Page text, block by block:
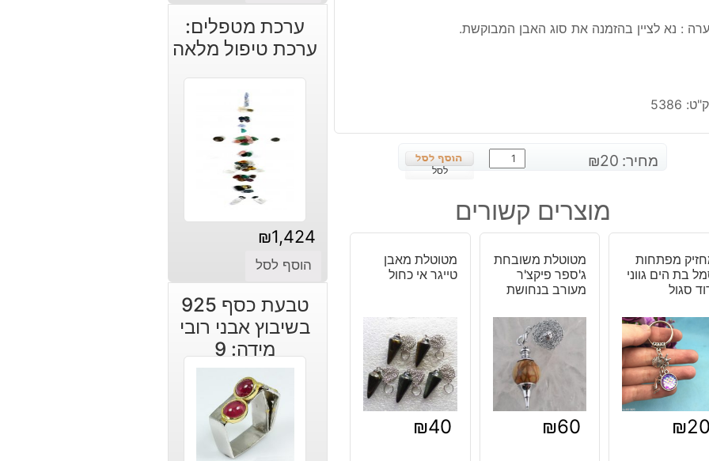
: נא לציין בהזמנה את סוג האבן המבוקשת.
5386
מחיר: ₪20
כמות
של
מפתחות
מאבן
ירוק,
אגט
כתום
לסל
מוצרים קשורים
מפתחות
בת הים גווני
סגול
₪20
מטוטלת משובחת
ג'ספר פיקצ'ר
מעורב בנחושת
₪60
מטוטלת מאבן
טייגר אי כחול
₪40
ערכת מטפלים:
ערכת טיפול מלאה
₪1,424
הוסף לסל
טבעת כסף 925
בשיבוץ אבני רובי
מידה: 9